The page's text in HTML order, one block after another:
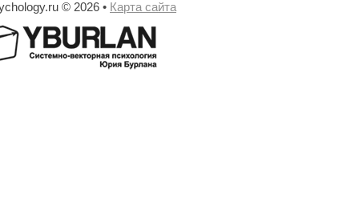
© 2026 • Карта сайта